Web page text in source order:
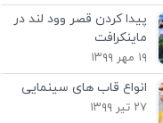
پیدا کردن قصر وود لند در
ماینکرافت
۱۹ مهر ۱۳۹۹
انواع قاب های سینمایی
۲۷ تیر ۱۳۹۹